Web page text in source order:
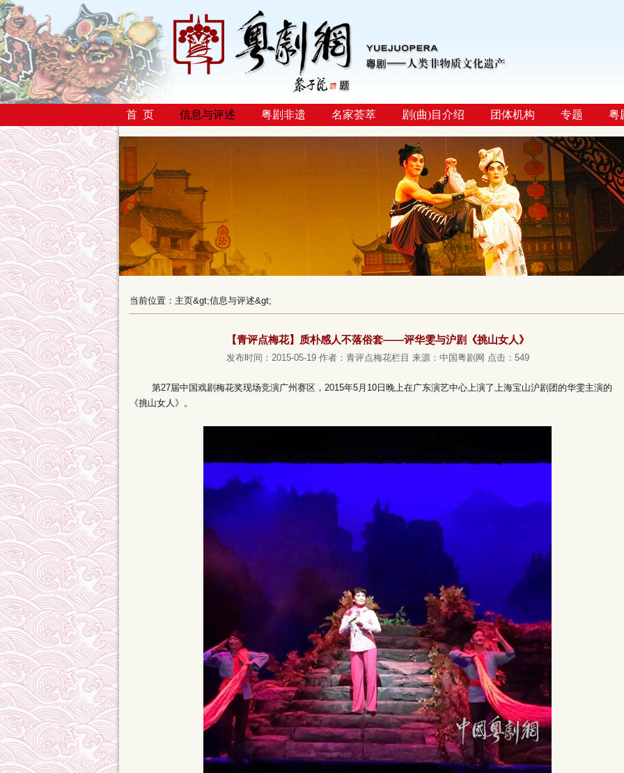
首 页 信息与评述 粤剧非遗 名家荟萃 剧(曲)目介绍 团体机构 专题 粤
当前位置： 主页&gt;信息与评述&gt;
【青评点梅花】质朴感人不落俗套——评华雯与沪剧《挑山女人》
发布时间：2015-05-19 作者：青评点梅花栏目 来源：中国粤剧网 点击： 549
第27届中国戏剧梅花奖现场竞演广州赛区，2015年5月10日晚上在广东演艺中心上演了上海宝山沪剧团的华雯主演的
《挑山女人》。